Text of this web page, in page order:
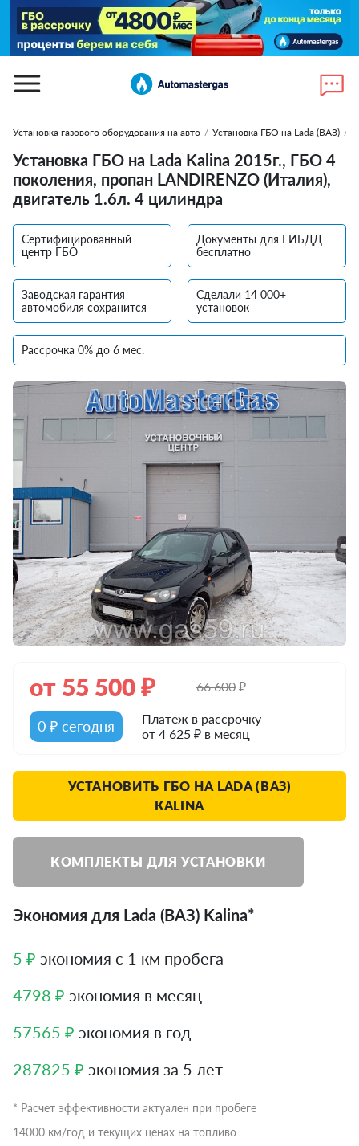
Установка газового оборудования на авто / Установка ГБО на Lada (ВАЗ) /
Установка ГБО на Lada Kalina 2015г., ГБО 4
поколения, пропан LANDIRENZO (Италия),
двигатель 1.6л. 4 цилиндра
Сертифицированный
центр ГБО
Документы для ГИБДД
бесплатно
Заводская гарантия
автомобиля сохранится
Сделали 14 000+
установок
Рассрочка 0% до 6 мес.
от 55 500₽ 66 600₽
0 ₽ сегодня
Платеж в рассрочку
от 4 625 ₽ в месяц
УСТАНОВИТЬ ГБО НА LADA (ВАЗ)
KALINA
КОМПЛЕКТЫ ДЛЯ УСТАНОВКИ
Экономия для Lada (ВАЗ) Kalina*
5 ₽ экономия с 1 км пробега
4798 ₽ экономия в месяц
57565 ₽ экономия в год
287825 ₽ экономия за 5 лет
* Расчет эффективности актуален при пробеге
14000 км/год и текущих ценах на топливо